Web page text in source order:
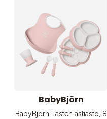
BabyBjörn
BabyBjörn Lasten astiasto, 8